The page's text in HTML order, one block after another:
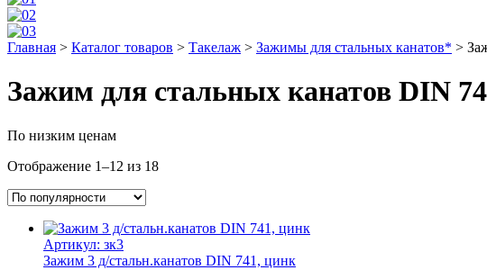
Главная > Каталог товаров > Такелаж > Зажимы для стальных канатов* >
Зажим для стальных канатов DIN
По низким ценам
Отображение 1–12 из 18
Артикул: зк3
Зажим 3 д/стальн.канатов DIN 741, цинк